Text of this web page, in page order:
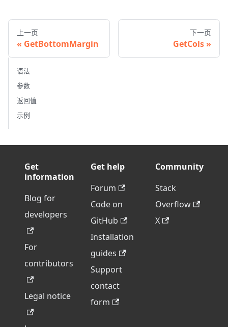
上一页
GetBottomMargin
下一页
GetCols
语法
参数
返回值
示例
Get
information
Blog for
developers
For
contributors
Legal notice
Get help
Forum
Code on
GitHub
Installation
guides
Support
contact
form
Community
Stack
Overflow
X